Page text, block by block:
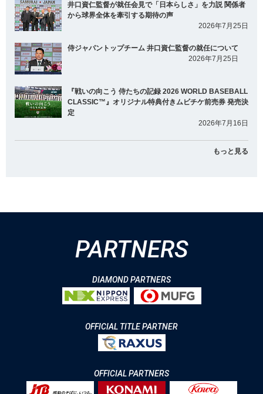
井口資仁監督が就任会見で「日本らしさ」を力説 関係者
から球界全体を牽引する期待の声
2026年7月25日
侍ジャパントップチーム 井口資仁監督の就任について
2026年7月25日
『戦いの向こう 侍たちの記録 2026 WORLD BASEBALL
CLASSIC™』オリジナル特典付きムビチケ前売券 発売決
定
2026年7月16日
もっと見る
PARTNERS
DIAMOND PARTNERS
OFFICIAL TITLE PARTNER
OFFICIAL PARTNERS